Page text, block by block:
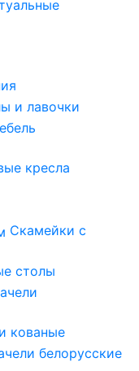
и лавочки
кресла
Скамейки с
столы
кованые
белорусские